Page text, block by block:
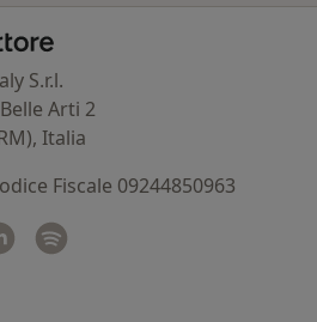
S.r.l.
Arti 2
Italia
Fiscale 09244850963
nuova scheda
in una nuova scheda
Linkedin
si apre in una nuova scheda